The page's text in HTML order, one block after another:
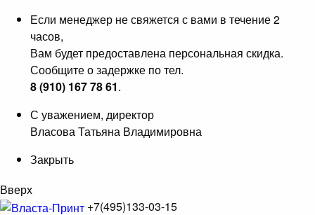
Если менеджер не свяжется с вами в течение 2
часов,
Вам будет предоставлена персональная скидка.
Сообщите о задержке по тел.
8 (910) 167 78 61.
С уважением, директор
Власова Татьяна Владимировна
Закрыть
Вверх
+7(495)133-03-15